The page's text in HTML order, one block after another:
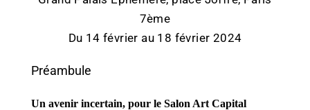
7ème
Du 14 février au 18 février 2024
Préambule
Un avenir incertain, pour le Salon Art Capital